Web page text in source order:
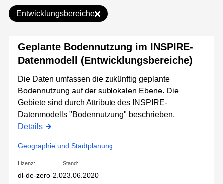
Entwicklungsbereiche
Geplante Bodennutzung im INSPIRE-
Datenmodell (Entwicklungsbereiche)
Die Daten umfassen die zukünftig geplante
Bodennutzung auf der sublokalen Ebene. Die
Gebiete sind durch Attribute des INSPIRE-
Datenmodells "Bodennutzung" beschrieben.
Details
Geographie und Stadtplanung
Lizenz:
dl-de-zero-2.0
Stand:
23.06.2020